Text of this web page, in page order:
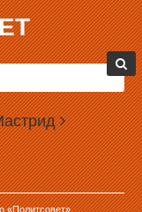
«Политсовет»
С ПРАЙМЕРИЗ ЕР
Ульяновской
кандидатуру с
Он стал уже